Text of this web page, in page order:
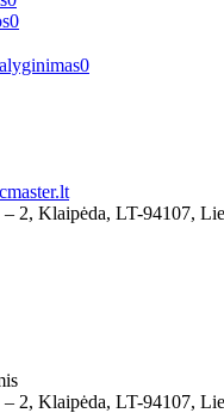
0
0
2, Klaipėda, LT-94107,
2, Klaipėda, LT-94107,